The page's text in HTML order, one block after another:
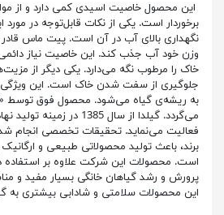
این محصول خاصیت اسیدی کمی دارد و از
برخوردار است. یکی از نکات قابل‌توجه در
نگهداری بالای آب در آن است. پیت ماس
وزن خود آب جذب کند. این خاصیت نیاز
خاک را مرطوب نگه می‌دارد. یکی دیگر از
جلوگیری از سفت شدن خاک است. این
می‌گردد. گیلدا از سال 1385
فعالیت می‌نماید. تحقیقات تخصصی انجام‌
برند، باعث تولید محصولاتی طبیعی و
است. محصولات این شرکت علاوه بر استفاده
پرورش و رشد گیاهان خانگی بسیار مفید و
این محصولات سلامتی و شادابی بیشتری به